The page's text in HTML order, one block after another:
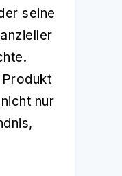
seine
nur